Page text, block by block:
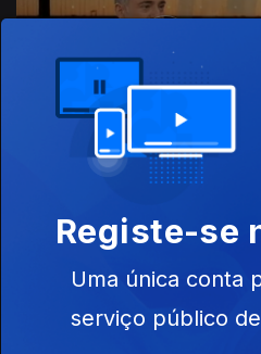
Registe-se
Uma única conta
serviço público